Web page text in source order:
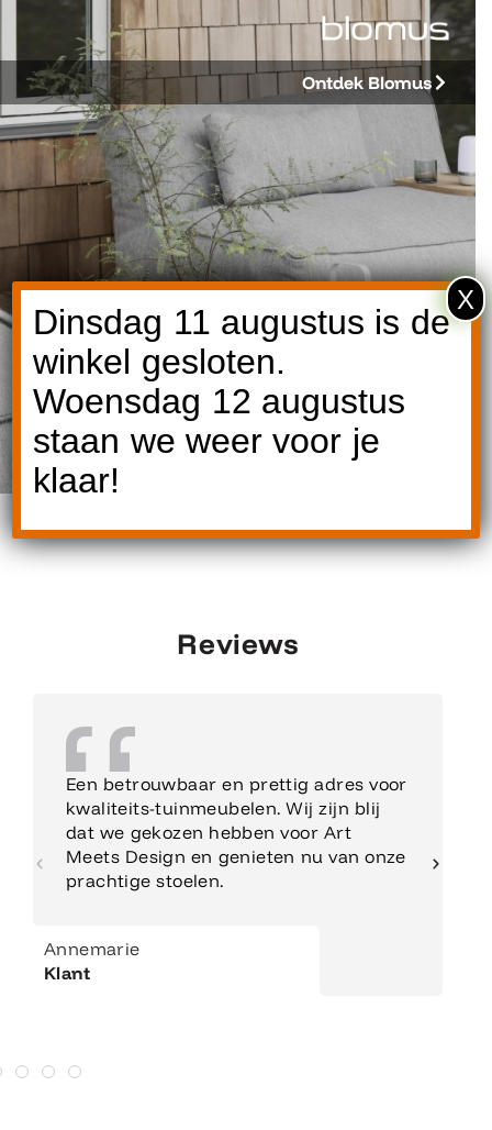
Ontdek Blomus
Reviews
Een betrouwbaar en prettig adres voor
kwaliteits-tuinmeubelen. Wij zijn blij
dat we gekozen hebben voor Art
Meets Design en genieten nu van onze
prachtige stoelen.
Annemarie
Klant
Dinsdag 11 augustus is de
winkel gesloten.
Woensdag 12 augustus
staan we weer voor je
klaar!
X